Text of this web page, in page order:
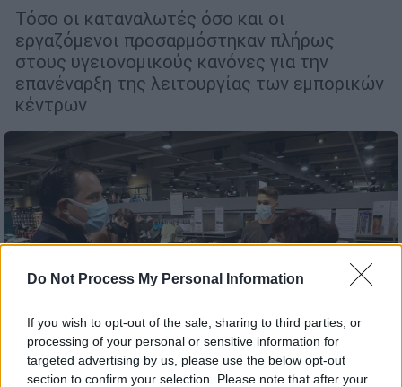
Do Not Process My Personal Information
If you wish to opt-out of the sale, sharing to third parties, or
processing of your personal or sensitive information for
targeted advertising by us, please use the below opt-out
section to confirm your selection. Please note that after your
Τόσο οι καταναλωτές όσο και οι
εργαζόμενοι προσαρμόστηκαν πλήρως
στους υγειονομικούς κανόνες για την
επανέναρξη της λειτουργίας των εμπορικών
κέντρων